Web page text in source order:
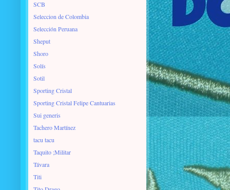
SCB
Seleccion de Colombia
Selección Peruana
Sheput
Shoro
Solís
Sotil
Sporting Cristal
Sporting Cristal Felipe Cantuarias
Sui generis
Tachero Martínez
tacu tacu
Taquito ;Militar
Távara
Titi